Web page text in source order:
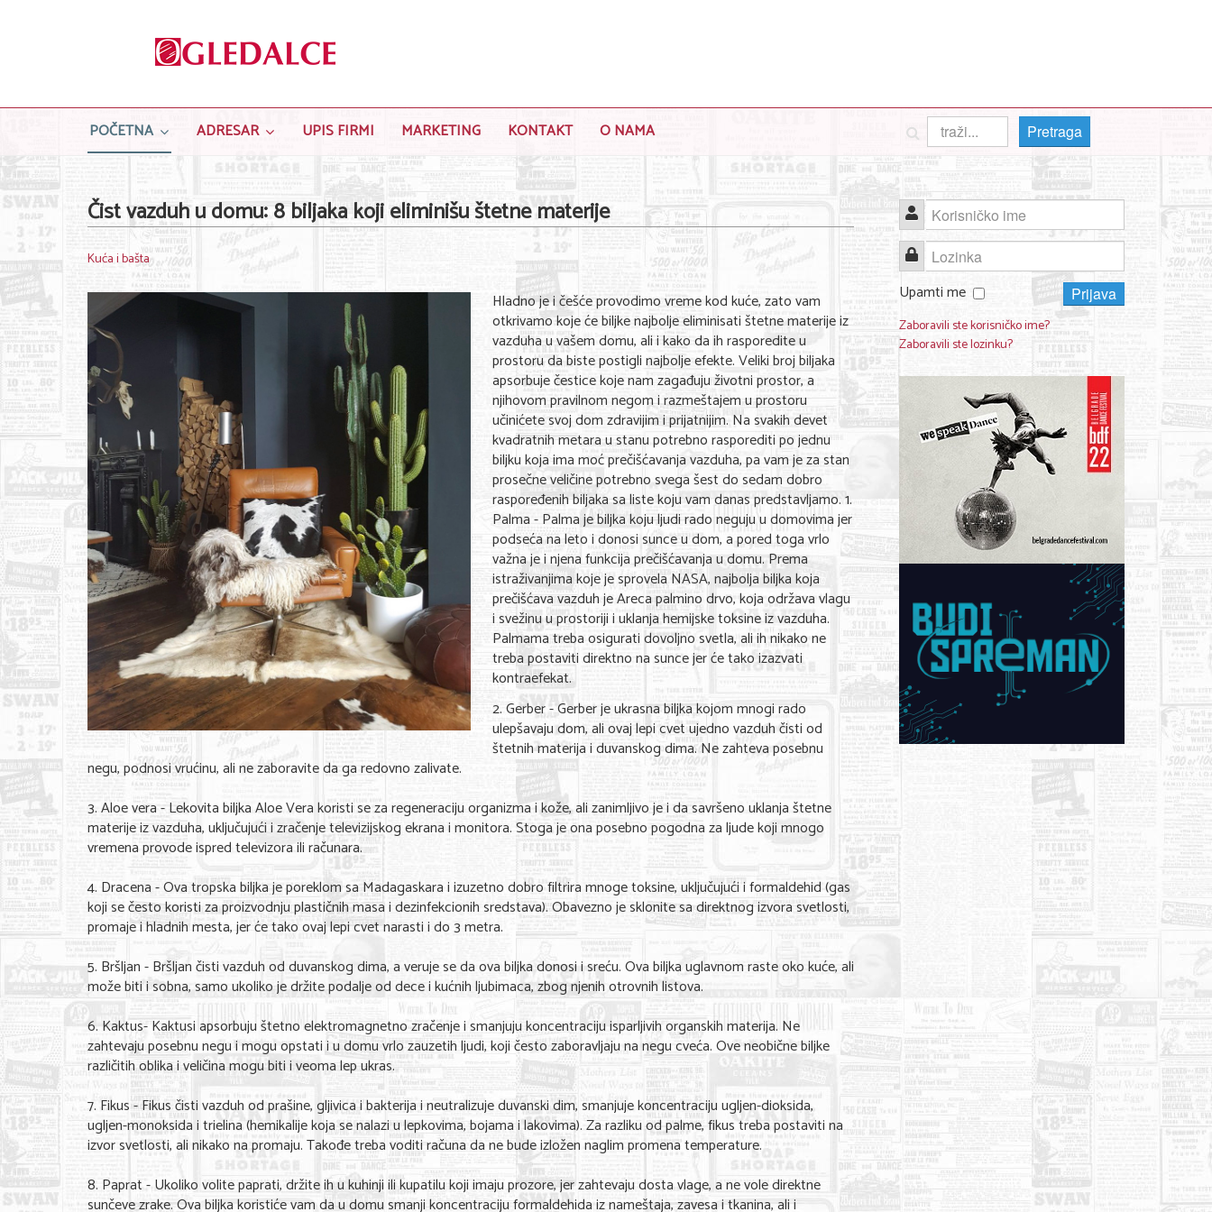
POČETNA ADRESAR UPIS FIRMI MARKETING KONTAKT O NAMA Pretraga
Čist vazduh u domu: 8 biljaka koji eliminišu štetne materije
Kuća i bašta
Hladno je i češće provodimo vreme kod kuće, zato vam
otkrivamo koje će biljke najbolje eliminisati štetne materije iz
vazduha u vašem domu, ali i kako da ih rasporedite u
prostoru da biste postigli najbolje efekte. Veliki broj biljaka
apsorbuje čestice koje nam zagađuju životni prostor, a
njihovom pravilnom negom i razmeštajem u prostoru
učinićete svoj dom zdravijim i prijatnijim. Na svakih devet
kvadratnih metara u stanu potrebno rasporediti po jednu
biljku koja ima moć prečišćavanja vazduha, pa vam je za stan
prosečne veličine potrebno svega šest do sedam dobro
raspoređenih biljaka sa liste koju vam danas predstavljamo. 1.
Palma - Palma je biljka koju ljudi rado neguju u domovima jer
podseća na leto i donosi sunce u dom, a pored toga vrlo
važna je i njena funkcija prečišćavanja u domu. Prema
istraživanjima koje je sprovela NASA, najbolja biljka koja
prečišćava vazduh je Areca palmino drvo, koja održava vlagu
i svežinu u prostoriji i uklanja hemijske toksine iz vazduha.
Palmama treba osigurati dovoljno svetla, ali ih nikako ne
treba postaviti direktno na sunce jer će tako izazvati
kontraefekat.
2. Gerber - Gerber je ukrasna biljka kojom mnogi rado
ulepšavaju dom, ali ovaj lepi cvet ujedno vazduh čisti od
štetnih materija i duvanskog dima. Ne zahteva posebnu
negu, podnosi vrućinu, ali ne zaboravite da ga redovno zalivate.
3. Aloe vera - Lekovita biljka Aloe Vera koristi se za regeneraciju organizma i kože, ali zanimljivo je i da savršeno uklanja štetne
materije iz vazduha, uključujući i zračenje televizijskog ekrana i monitora. Stoga je ona posebno pogodna za ljude koji mnogo
vremena provode ispred televizora ili računara.
4. Dracena - Ova tropska biljka je poreklom sa Madagaskara i izuzetno dobro filtrira mnoge toksine, uključujući i formaldehid (gas
koji se često koristi za proizvodnju plastičnih masa i dezinfekcionih sredstava). Obavezno je sklonite sa direktnog izvora svetlosti,
promaje i hladnih mesta, jer će tako ovaj lepi cvet narasti i do 3 metra.
5. Bršljan - Bršljan čisti vazduh od duvanskog dima, a veruje se da ova biljka donosi i sreću. Ova biljka uglavnom raste oko kuće, ali
može biti i sobna, samo ukoliko je držite podalje od dece i kućnih ljubimaca, zbog njenih otrovnih listova.
6. Kaktus- Kaktusi apsorbuju štetno elektromagnetno zračenje i smanjuju koncentraciju isparljivih organskih materija. Ne
zahtevaju posebnu negu i mogu opstati i u domu vrlo zauzetih ljudi, koji često zaboravljaju na negu cveća. Ove neobične biljke
različitih oblika i veličina mogu biti i veoma lep ukras.
7. Fikus - Fikus čisti vazduh od prašine, gljivica i bakterija i neutralizuje duvanski dim, smanjuje koncentraciju ugljen-dioksida,
ugljen-monoksida i trielina (hemikalije koja se nalazi u lepkovima, bojama i lakovima). Za razliku od palme, fikus treba postaviti na
izvor svetlosti, ali nikako na promaju. Takođe treba voditi računa da ne bude izložen naglim promena temperature.
8. Paprat - Ukoliko volite paprati, držite ih u kuhinji ili kupatilu koji imaju prozore, jer zahtevaju dosta vlage, a ne vole direktne
sunčeve zrake. Ova biljka koristiće vam da u domu smanji koncentraciju formaldehida iz nameštaja, zavesa i tkanina, ali i
Korisničko ime
Lozinka
Upamti me
Prijava
Zaboravili ste korisničko ime?
Zaboravili ste lozinku?